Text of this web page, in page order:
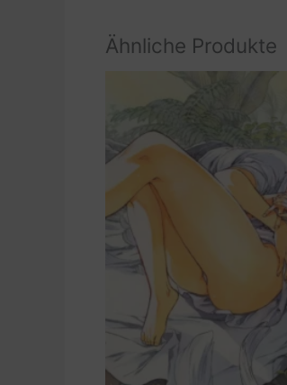
Ähnliche Produkte